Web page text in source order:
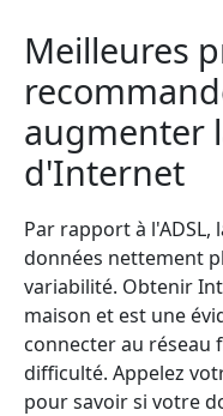
Meilleures
augmenter
d'Internet
Par rapport à
données nettement
variabilité. Obtenir
maison et est une
connecter au réseau
difficulté. Appelez
pour savoir si votre